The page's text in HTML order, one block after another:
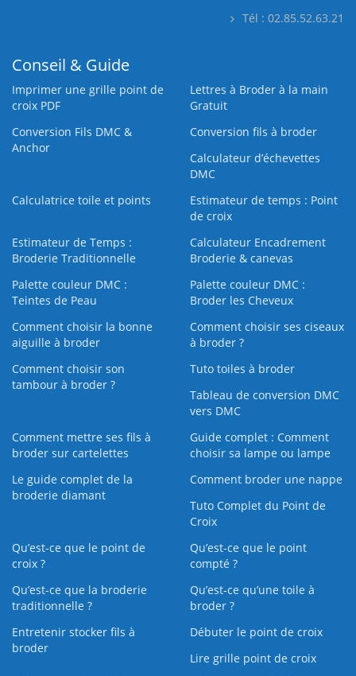
Tél : 02.85.52.63.21
Conseil & Guide
Imprimer une grille point de
croix PDF
Lettres à Broder à la main
Gratuit
Conversion Fils DMC &
Anchor
Conversion fils à broder
Calculateur d’échevettes
DMC
Calculatrice toile et points
Estimateur de temps : Point
de croix
Estimateur de Temps :
Broderie Traditionnelle
Calculateur Encadrement
Broderie & canevas
Palette couleur DMC :
Teintes de Peau
Palette couleur DMC :
Broder les Cheveux
Comment choisir la bonne
aiguille à broder
Comment choisir ses ciseaux
à broder ?
Comment choisir son
tambour à broder ?
Tuto toiles à broder
Tableau de conversion DMC
vers DMC
Comment mettre ses fils à
broder sur cartelettes
Guide complet : Comment
choisir sa lampe ou lampe
Le guide complet de la
broderie diamant
Comment broder une nappe
Tuto Complet du Point de
Croix
Qu’est-ce que le point de
croix ?
Qu’est-ce que le point
compté ?
Qu’est-ce que la broderie
traditionnelle ?
Qu’est‑ce qu’une toile à
broder ?
Entretenir stocker fils à
broder
Débuter le point de croix
Lire grille point de croix